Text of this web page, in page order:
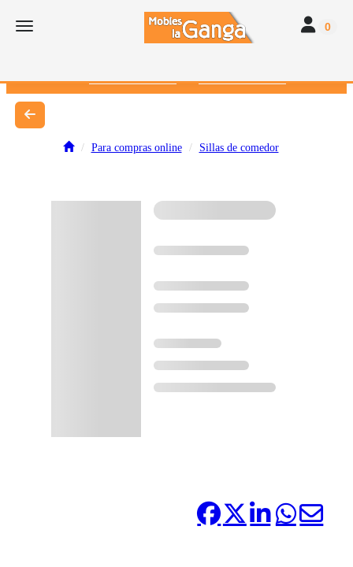
Toggle navigation Toggle
0
Para compras online Sillas de comedor